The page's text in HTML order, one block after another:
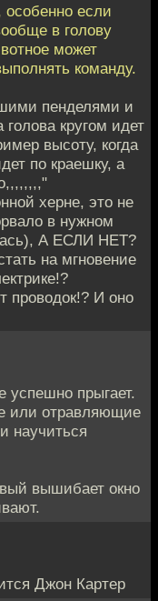
если
в голову
может
команду.
пенделями и
кругом идет
высоту, когда
по краешку, а
херне, это не
в нужном
А ЕСЛИ НЕТ?
на мгновение
проводок!? И оно
успешно прыгает.
или отравляющие
научиться
вышибает окно
Джон Картер